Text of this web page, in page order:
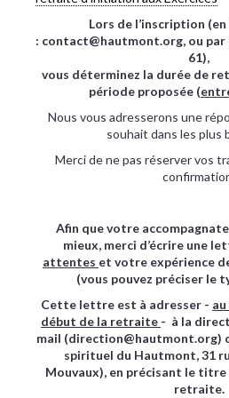
Lors de l’inscription
: contact@hautmont.org, ou par
61),
vous déterminez la durée de
période proposée (
Nous vous adresserons une
souhait dans les plus
Merci de ne pas réserver vos
Afin que votre
mieux, merci d’écrire une
attentes et votre expérience
(vous pouvez préciser le
Cette lettre est à adresser -
début de la retraite - à la
mail (direction@hautmont.org)
spirituel du Hautmont, 31
Mouvaux), en précisant le
retraite.